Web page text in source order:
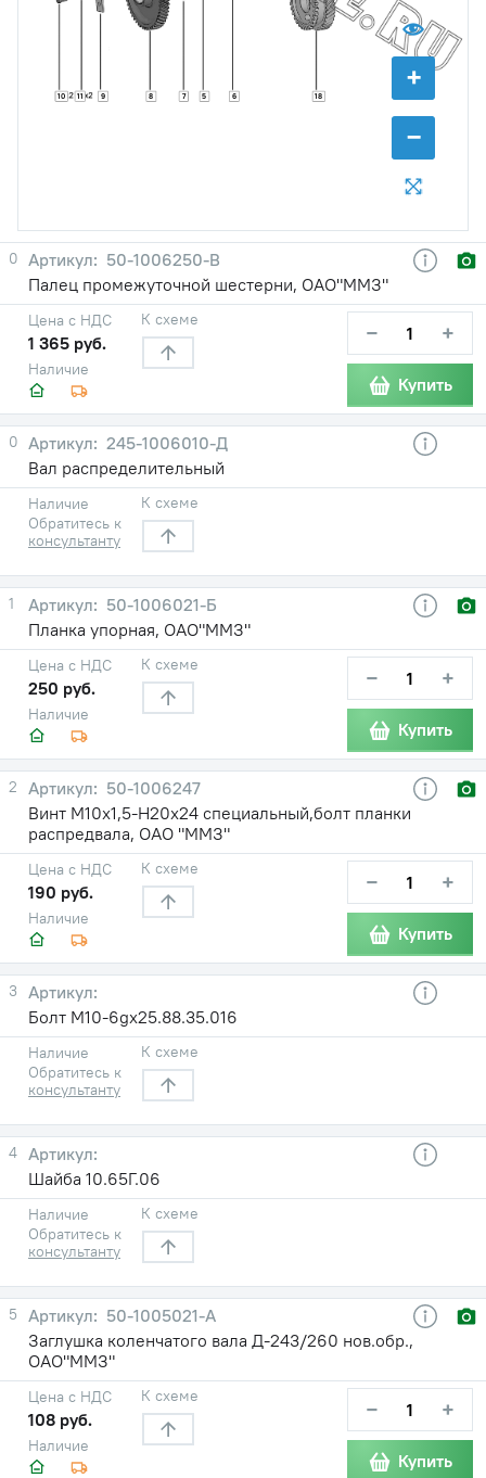
+
−
5 6
7
8
9
10 11 18
0
50-1006250-В
Палец промежуточной шестерни, ОАО"ММЗ"
Наличие
Цена с НДС
1 365 руб.
К схеме − +
Купить
0
245-1006010-Д
Вал распределительный
Наличие
Обратитесь к
консультанту
К схеме
1
50-1006021-Б
Планка упорная, ОАО"ММЗ"
Наличие
Цена с НДС
250 руб.
К схеме − +
Купить
2
50-1006247
Винт М10х1,5-Н20х24 специальный,болт планки
распредвала, ОАО "ММЗ"
Наличие
Цена с НДС
190 руб.
К схеме − +
Купить
3
Болт М10-6gx25.88.35.016
Наличие
Обратитесь к
консультанту
К схеме
4
Шайба 10.65Г.06
Наличие
Обратитесь к
консультанту
К схеме
5
50-1005021-А
Заглушка коленчатого вала Д-243/260 нов.обр.,
ОАО"ММЗ"
Наличие
Цена с НДС
108 руб.
К схеме − +
Купить